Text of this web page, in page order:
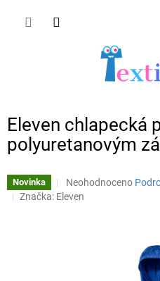
Eleven chlapecká
polyuretanovým
Novinka
Průměrné
hodnocení
Neohodnoceno
Značka: Eleven